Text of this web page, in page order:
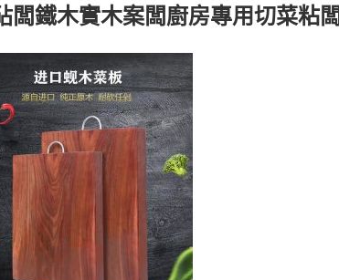
闆鐵木實木案闆廚房專用切菜粘闆